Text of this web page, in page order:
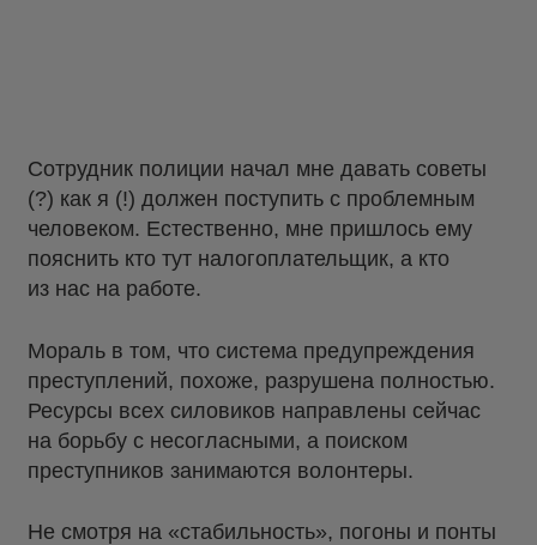
Сотрудник полиции начал мне давать советы
(?) как я (!) должен поступить с проблемным
человеком. Естественно, мне пришлось ему
пояснить кто тут налогоплательщик, а кто
из нас на работе.
Мораль в том, что система предупреждения
преступлений, похоже, разрушена полностью.
Ресурсы всех силовиков направлены сейчас
на борьбу с несогласными, а поиском
преступников занимаются волонтеры.
Не смотря на «стабильность», погоны и понты